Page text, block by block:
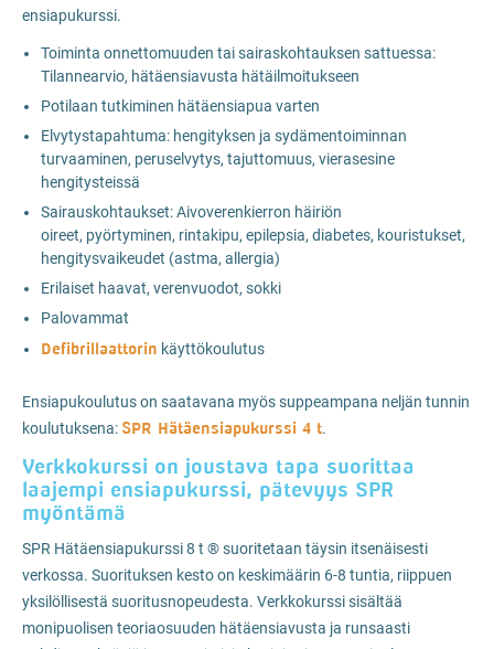
ensiapukurssi.
Toiminta onnettomuuden tai sairaskohtauksen sattuessa:
Tilannearvio, hätäensiavusta hätäilmoitukseen
Potilaan tutkiminen hätäensiapua varten
Elvytystapahtuma: hengityksen ja sydämentoiminnan
turvaaminen, peruselvytys, tajuttomuus, vierasesine
hengitysteissä
Sairauskohtaukset: Aivoverenkierron häiriön
oireet, pyörtyminen, rintakipu, epilepsia, diabetes, kouristukset,
hengitysvaikeudet (astma, allergia)
Erilaiset haavat, verenvuodot, sokki
Palovammat
Defibrillaattorin käyttökoulutus
Ensiapukoulutus on saatavana myös suppeampana neljän tunnin
koulutuksena: SPR Hätäensiapukurssi 4 t.
Verkkokurssi on joustava tapa suorittaa
laajempi ensiapukurssi, pätevyys SPR
myöntämä
SPR Hätäensiapukurssi 8 t ® suoritetaan täysin itsenäisesti
verkossa. Suorituksen kesto on keskimäärin 6-8 tuntia, riippuen
yksilöllisestä suoritusnopeudesta. Verkkokurssi sisältää
monipuolisen teoriaosuuden hätäensiavusta ja runsaasti